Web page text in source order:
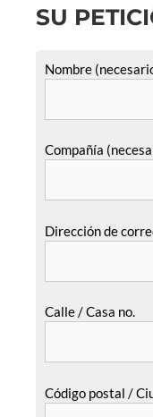
SU
Nombre
Compañía
Dirección de
Calle / Casa no.
Código postal /